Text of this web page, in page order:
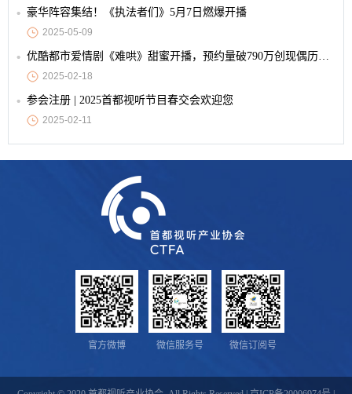
豪华阵容集结！《执法者们》5月7日燃爆开播
2025-05-09
优酷都市爱情剧《难哄》甜蜜开播，预约量破790万创现偶历史纪录
2025-02-18
参会注册 | 2025首都视听节目春交会欢迎您
2025-02-11
官方微博 微信服务号 微信订阅号